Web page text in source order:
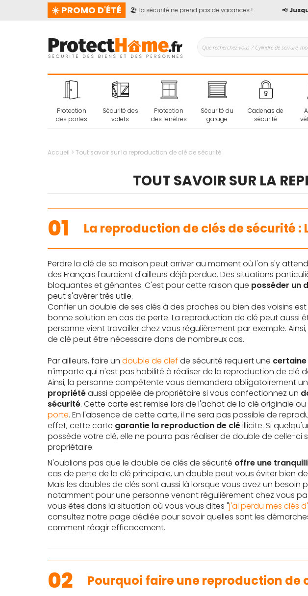
☀️ PROMO D'ÉTÉ🏖️ La sécurité ne prend pas de vacances ! Jusqu'à -
Protection
des portes
Sécurité des
volets
Protection
des fenêtres
Sécurité du
garage
Cadenas de
sécurité
Accueil Tout savoir sur la reproduction de clé de sécurité
TOUT SAVOIR SUR LA
01 La reproduction de clés de sécurité
Perdre la clé de sa maison peut arriver au moment où l'on s'y attend
des Français l'auraient d'ailleurs déjà perdue. Des situations
bloquantes et gênantes. C'est pour cette raison que posséder un
peut s'avérer très utile.
Confier un double de ses clés à des proches ou bien des voisins
bonne solution en cas de perte. La reproduction de clé peut aussi
personne vient travailler chez vous régulièrement par exemple.
de clé peut être nécessaire dans de nombreux cas.
Par ailleurs, faire un double de clef de sécurité requiert une
n'importe qui n'est pas habilité à réaliser de la reproduction de clé
Ainsi, la personne compétente vous demandera obligatoirement
propriétéaussi appelée de propriétaire si vous confectionnez un
sécurité. Cette carte est remise lors de l'achat de la clé originale ou
porte. En l'absence de cette carte, il ne sera pas possible de
effet, cette carte garantie la reproduction de cléillicite. Si
possède votre clé, elle ne pourra pas réaliser de double de celle-ci
propriétaire.
N'oublions pas que le double de clés de sécurité offre une
cas de perte de la clé principale, un double peut vous éviter bien
Mais les doubles de clés sont aussi là lorsque vous avez un besoin
notamment pour une personne venant régulièrement chez vous
vous êtes dans la situation où vous vous dites "j'ai perdu mes clés
consultez notre page dédiée pour savoir quelles sont les
comment réagir efficacement.
02 Pourquoi faire une reproduction de